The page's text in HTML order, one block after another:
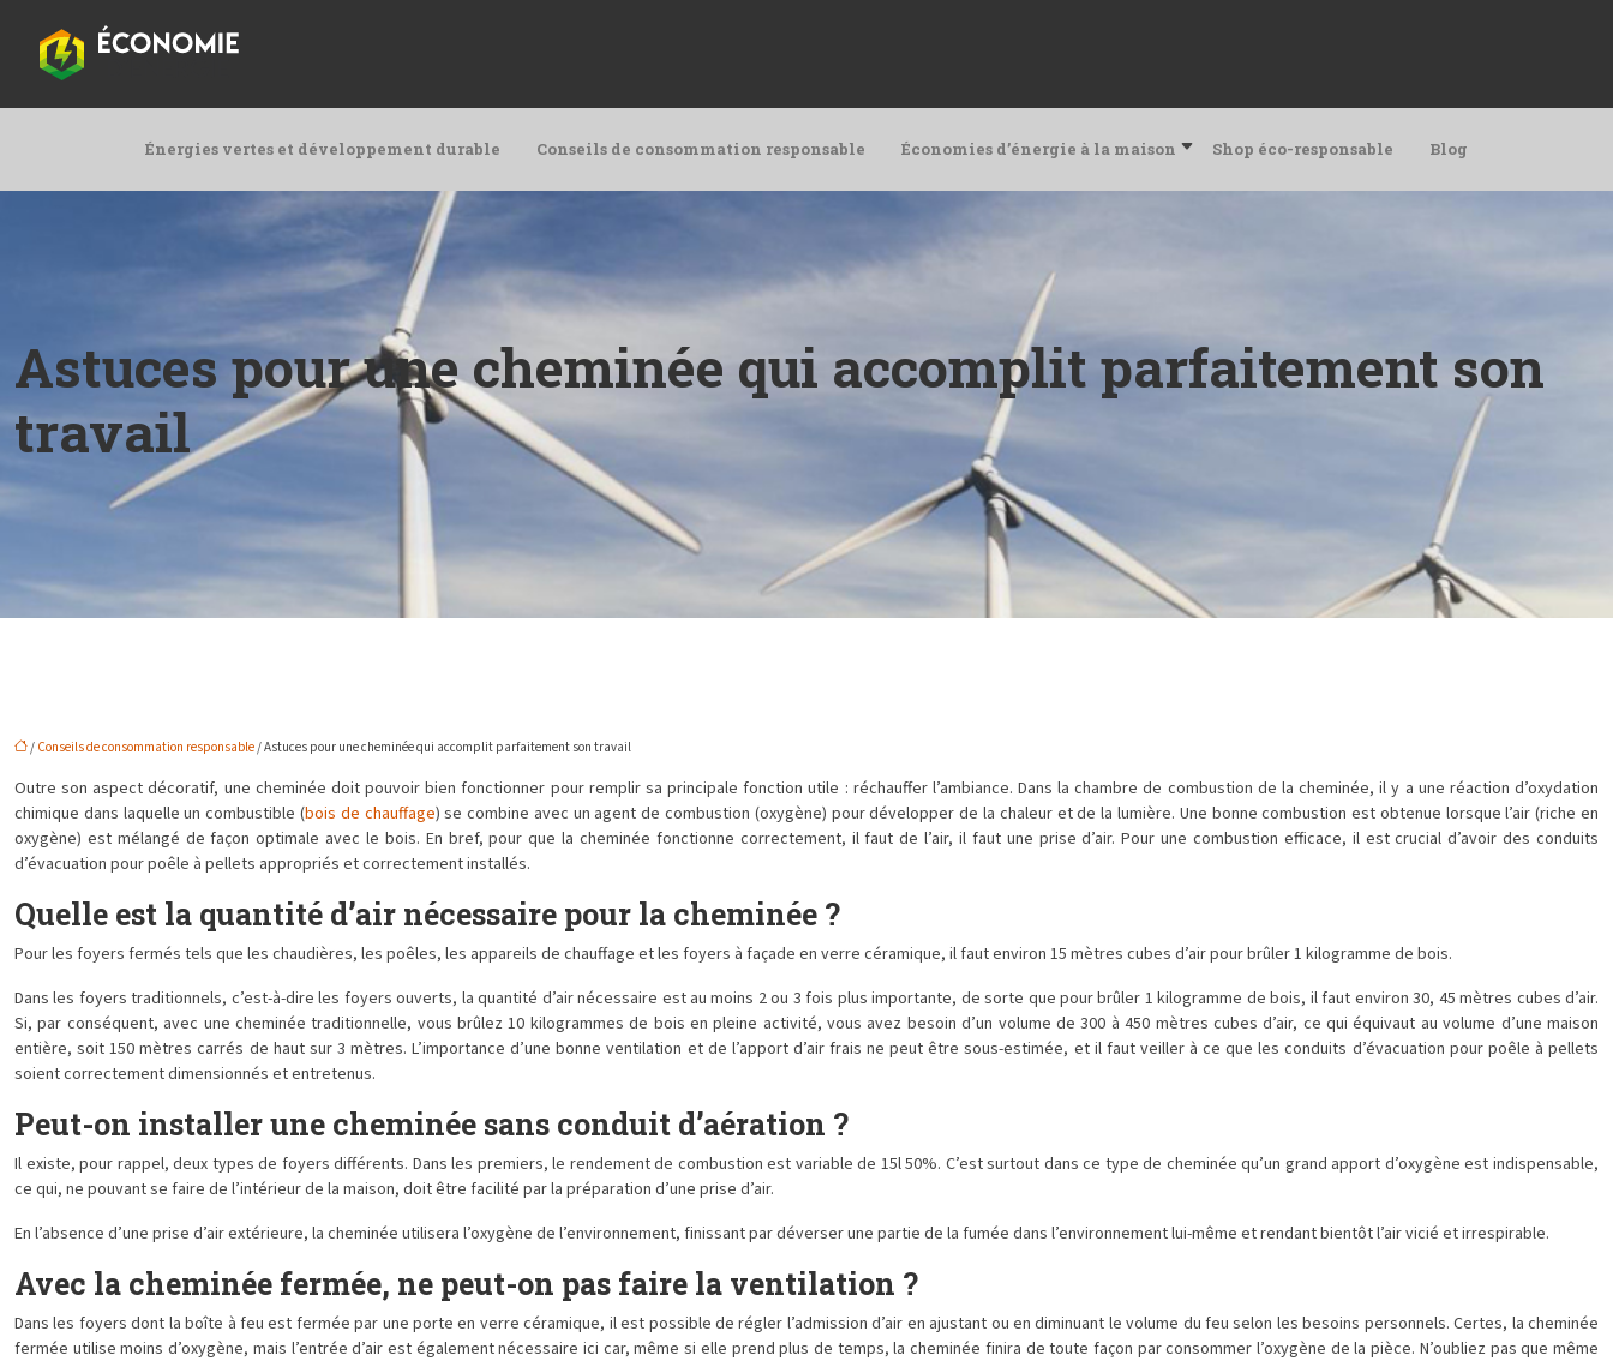
Énergies vertes et développement durable Conseils de consommation responsable Économies d’énergie à la maison Shop éco-responsable Blog
Astuces pour une cheminée qui accomplit parfaitement son
travail
/ Conseils de consommation responsable/ Astuces pour une cheminée qui accomplit parfaitement son travail
Outre son aspect décoratif, une cheminée doit pouvoir bien fonctionner pour remplir sa principale fonction utile : réchauffer l’ambiance. Dans la chambre de combustion de la cheminée, il y a une réaction d’oxydation
chimique dans laquelle un combustible (bois de chauffage) se combine avec un agent de combustion (oxygène) pour développer de la chaleur et de la lumière. Une bonne combustion est obtenue lorsque l’air (riche en
oxygène) est mélangé de façon optimale avec le bois. En bref, pour que la cheminée fonctionne correctement, il faut de l’air, il faut une prise d’air. Pour une combustion efficace, il est crucial d’avoir des conduits
d’évacuation pour poêle à pellets appropriés et correctement installés.
Quelle est la quantité d’air nécessaire pour la cheminée ?
Pour les foyers fermés tels que les chaudières, les poêles, les appareils de chauffage et les foyers à façade en verre céramique, il faut environ 15 mètres cubes d’air pour brûler 1 kilogramme de bois.
Dans les foyers traditionnels, c’est-à-dire les foyers ouverts, la quantité d’air nécessaire est au moins 2 ou 3 fois plus importante, de sorte que pour brûler 1 kilogramme de bois, il faut environ 30, 45 mètres cubes d’air.
Si, par conséquent, avec une cheminée traditionnelle, vous brûlez 10 kilogrammes de bois en pleine activité, vous avez besoin d’un volume de 300 à 450 mètres cubes d’air, ce qui équivaut au volume d’une maison
entière, soit 150 mètres carrés de haut sur 3 mètres. L’importance d’une bonne ventilation et de l’apport d’air frais ne peut être sous-estimée, et il faut veiller à ce que les conduits d’évacuation pour poêle à pellets
soient correctement dimensionnés et entretenus.
Peut-on installer une cheminée sans conduit d’aération ?
Il existe, pour rappel, deux types de foyers différents. Dans les premiers, le rendement de combustion est variable de 15l 50%. C’est surtout dans ce type de cheminée qu’un grand apport d’oxygène est indispensable,
ce qui, ne pouvant se faire de l’intérieur de la maison, doit être facilité par la préparation d’une prise d’air.
En l’absence d’une prise d’air extérieure, la cheminée utilisera l’oxygène de l’environnement, finissant par déverser une partie de la fumée dans l’environnement lui-même et rendant bientôt l’air vicié et irrespirable.
Avec la cheminée fermée, ne peut-on pas faire la ventilation ?
Dans les foyers dont la boîte à feu est fermée par une porte en verre céramique, il est possible de régler l’admission d’air en ajustant ou en diminuant le volume du feu selon les besoins personnels. Certes, la cheminée
fermée utilise moins d’oxygène, mais l’entrée d’air est également nécessaire ici car, même si elle prend plus de temps, la cheminée finira de toute façon par consommer l’oxygène de la pièce. N’oubliez pas que même